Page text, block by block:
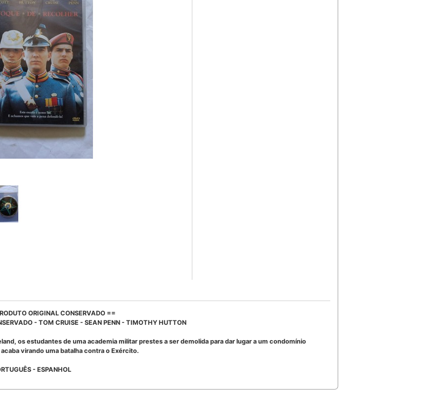
ORIGINAL CONSERVADO ==
- TOM CRUISE - SEAN PENN - TIMOTHY HUTTON
os estudantes de uma academia militar prestes a ser demolida para dar lugar a um condomínio
virando uma batalha contra o Exército.
- ESPANHOL